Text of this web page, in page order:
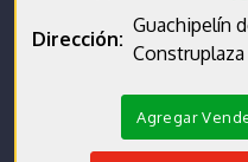
Dirección:
Guachipelín
Construplaza
Agregar